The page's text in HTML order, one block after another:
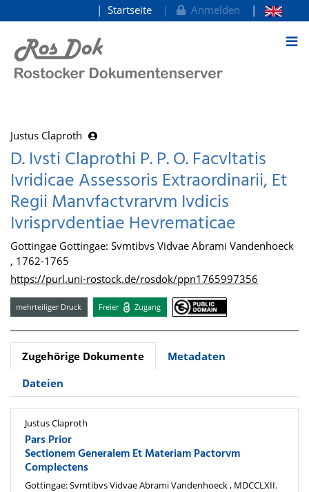
zum Inhalt
Startseite Anmelden
Justus Claproth
D. Ivsti Claprothi P. P. O. Facvltatis
Ivridicae Assessoris Extraordinarii, Et
Regii Manvfactvrarvm Ivdicis
Ivrisprvdentiae Hevrematicae
Gottingae Gottingae: Svmtibvs Vidvae Abrami Vandenhoeck
, 1762-1765
https://purl.uni-rostock.de/rosdok/ppn1765997356
mehrteiliger Druck Freier Zugang
Zugehörige Dokumente
Metadaten
Dateien
Justus Claproth
Pars Prior
Sectionem Generalem Et Materiam Pactorvm
Complectens
Gottingae: Svmtibvs Vidvae Abrami Vandenhoeck , MDCCLXII.